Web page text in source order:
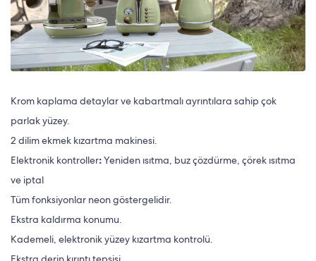
Krom kaplama detaylar ve kabartmalı ayrıntılara sahip çok
parlak yüzey.
2 dilim ekmek kızartma makinesi.
Elektronik kontroller:Yeniden ısıtma, buz çözdürme, çörek ısıtma
ve iptal
Tüm fonksiyonlar neon göstergelidir.
Ekstra kaldırma konumu.
Kademeli, elektronik yüzey kızartma kontrolü.